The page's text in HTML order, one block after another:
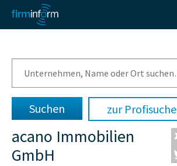
zur Profisuche
acano Immobilien
GmbH